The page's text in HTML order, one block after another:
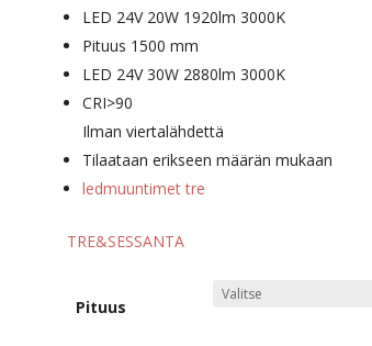
LED 24V 20W 1920lm 3000K
Pituus 1500 mm
LED 24V 30W 2880lm 3000K
CRI>90
Ilman viertalähdettä
Tilaataan erikseen määrän mukaan
ledmuuntimet tre
TRE&SESSANTA
Pituus